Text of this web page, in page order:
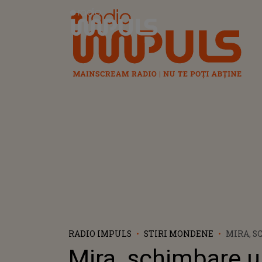
Radio Impuls
RADIO IMPULS STIRI MONDENE
MIRA,